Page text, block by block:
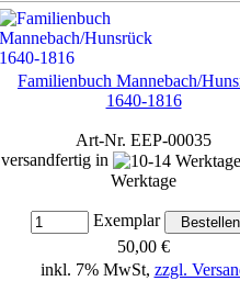
Familienbuch Mannebach/
1640-1816
Art-Nr. EEP-00035
versandfertig in
Werktage
Exemplar
50,00 €
inkl. 7% MwSt, zzgl.